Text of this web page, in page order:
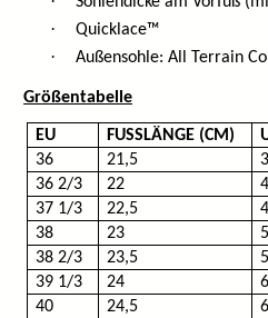
· Quicklace™
· Außensohle: All Terrain
Größentabelle
EU FUSSLÄNGE (CM)
36
21,5
36 2/3
22
4
37 1/3
22,5
38
23
5
38 2/3
23,5
39 1/3
24
6
40
24,5